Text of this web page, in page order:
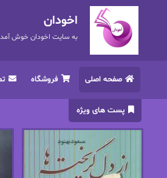
اخودان
به سایت اخودان خوش آمدید
صفحه اصلی فروشگاه
پست های ویژه